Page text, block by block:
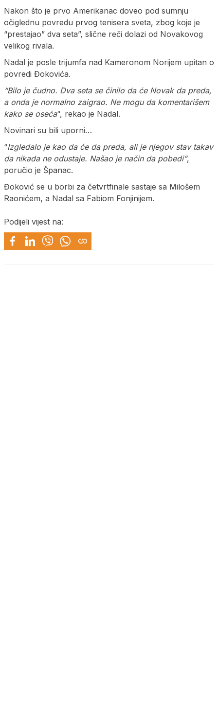
Nakon što je prvo Amerikanac doveo pod sumnju
očiglednu povredu prvog tenisera sveta, zbog koje je
“prestajao” dva seta”, slične reči dolazi od Novakovog
velikog rivala.
Nadal je posle trijumfa nad Kameronom Norijem upitan o
povredi Đokovića.
“Bilo je čudno. Dva seta se činilo da će Novak da preda,
a onda je normalno zaigrao. Ne mogu da komentarišem
kako se oseća“, rekao je Nadal.
Novinari su bili uporni…
“Izgledalo je kao da će da preda, ali je njegov stav takav
da nikada ne odustaje. Našao je način da pobedi”,
poručio je Španac.
Đoković se u borbi za četvrtfinale sastaje sa Milošem
Raonićem, a Nadal sa Fabiom Fonjinijem.
Podijeli vijest na: